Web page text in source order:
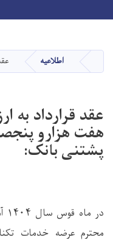
صفحه اصلی
اطلاعیه عقد
هفت هزارو
پشتنی بانک:
در ماه قوس سال ۱۴۰۴
محترم عرضه خدمات